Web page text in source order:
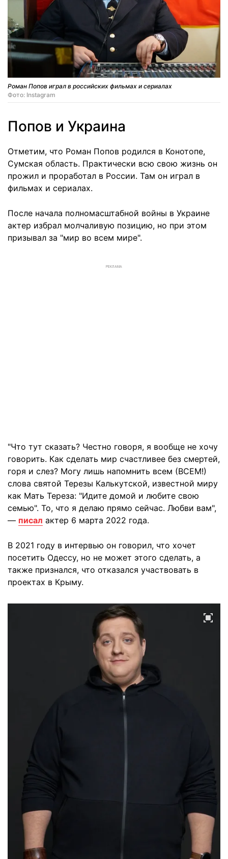
Роман Попов играл в российских фильмах и сериалах
Фото: Instagram
Попов и Украина
Отметим, что Роман Попов родился в Конотопе,
Сумская область. Практически всю свою жизнь он
прожил и проработал в России. Там он играл в
фильмах и сериалах.
После начала полномасштабной войны в Украине
актер избрал молчаливую позицию, но при этом
призывал за "мир во всем мире".
РЕКЛАМА
"Что тут сказать? Честно говоря, я вообще не хочу
говорить. Как сделать мир счастливее без смертей,
горя и слез? Могу лишь напомнить всем (ВСЕМ!)
слова святой Терезы Калькутской, известной миру
как Мать Тереза: "Идите домой и любите свою
семью". То, что я делаю прямо сейчас. Любви вам",
— писал актер 6 марта 2022 года.
В 2021 году в интервью он говорил, что хочет
посетить Одессу, но не может этого сделать, а
также признался, что отказался участвовать в
проектах в Крыму.